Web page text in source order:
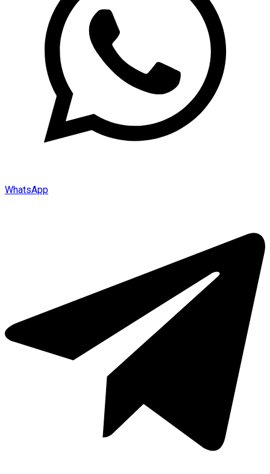
WhatsApp